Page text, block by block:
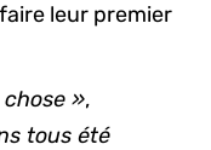
leur premier
»,
tous été